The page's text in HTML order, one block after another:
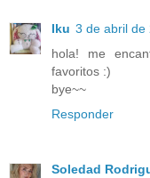
Iku 3 de abril de
hola! me
favoritos :)
bye~~
Responder
Soledad